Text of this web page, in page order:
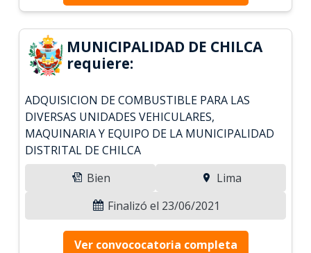
MUNICIPALIDAD DE CHILCA
requiere:
ADQUISICION DE COMBUSTIBLE PARA LAS
DIVERSAS UNIDADES VEHICULARES,
MAQUINARIA Y EQUIPO DE LA MUNICIPALIDAD
DISTRITAL DE CHILCA
Bien
Lima
Finalizó el 23/06/2021
Ver convococatoria completa